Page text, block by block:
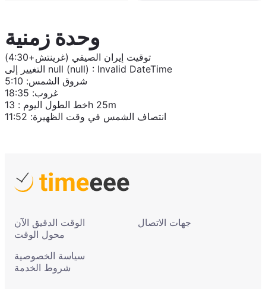
وحدة زمنية
توقيت إيران الصيفي (غرينتش+4:30)
null (null) : Invalid DateTime
شروق الشمس:
5:10
غروب:
18:35
خط الطول اليوم :
13h 25m
انتصاف الشمس في وقت الظهيرة:
11:52
الوقت الدقيق الآن
محول الوقت
جهات الاتصال
سياسة الخصوصية
شروط الخدمة